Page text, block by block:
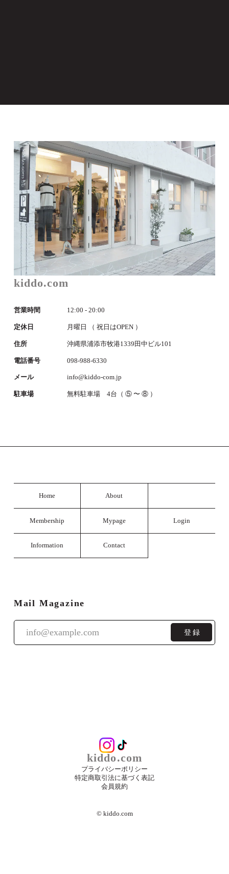
kiddo.com
営業時間 12:00 - 20:00
定休日 月曜日 （ 祝日はOPEN ）
住所 沖縄県浦添市牧港1339田中ビル101
電話番号 098-988-6330
メール info@kiddo-com.jp
駐車場 無料駐車場 4台（ ⑤ 〜 ⑧ ）
Home About
Membership Mypage Login
Information Contact
Mail Magazine
登録
kiddo.com
プライバシーポリシー
特定商取引法に基づく表記
会員規約
©︎ kiddo.com